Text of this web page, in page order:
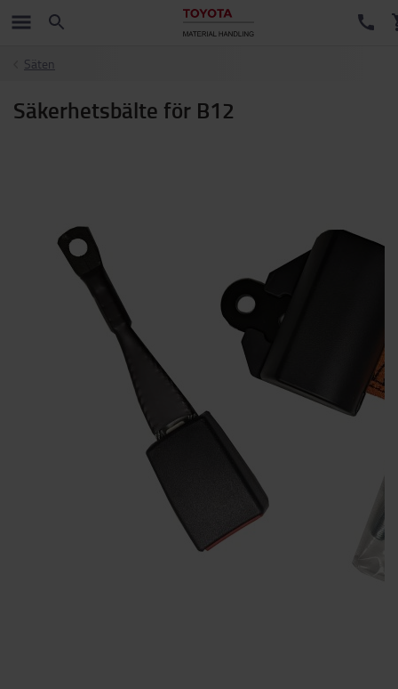
Säten
Säkerhetsbälte för B12